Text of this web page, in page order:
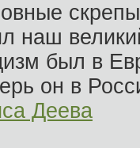
наш
был в
он в
Деева